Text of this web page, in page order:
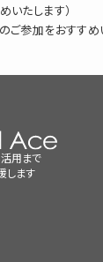
いたします）
ご参加をおすすめ
用まで
します